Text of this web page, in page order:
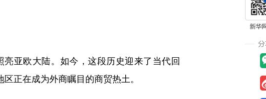
亚欧大陆。如今，这段历史迎来了当代回
正在成为外商瞩目的商贸热土。